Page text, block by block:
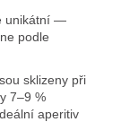
unikátní —
podle
sklizeny při
7–9 %
aperitiv